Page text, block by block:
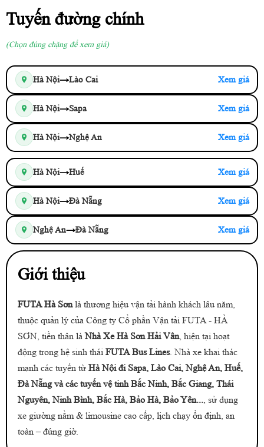
Tuyến đường chính
(Chọn đúng chặng để xem giá)
Hà Nội→Lào Cai Xem giá
Hà Nội→Sapa Xem giá
Hà Nội→Nghệ An Xem giá
Hà Nội→Huế Xem giá
Hà Nội→Đà Nẵng Xem giá
Nghệ An→Đà Nẵng Xem giá
Giới thiệu
FUTA Hà Sơnlà thương hiệu vận tải hành khách lâu năm,
thuộc quản lý của Công ty Cổ phần Vận tải FUTA - HÀ
SƠN, tiền thân làNhà Xe Hà Sơn Hải Vân, hiện tại hoạt
động trong hệ sinh thái FUTA Bus Lines. Nhà xe khai thác
mạnh các tuyến từ Hà Nội đi Sapa, Lào Cai, Nghệ An, Huế,
Đà Nẵng và các tuyến vệ tinh Bắc Ninh, Bắc Giang, Thái
Nguyên, Ninh Bình, Bắc Hà, Bảo Hà, Bảo Yên..., sử dụng
xe giường nằm & limousine cao cấp, lịch chạy ổn định, an
toàn – đúng giờ.